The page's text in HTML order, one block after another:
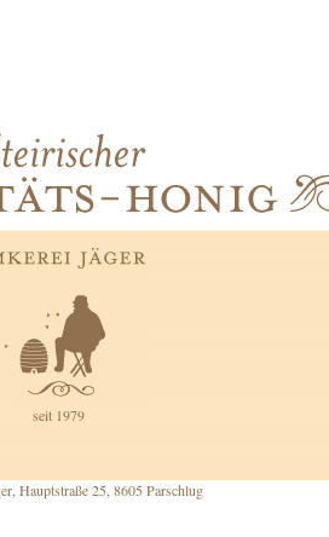
seit 1979
Hauptstraße 25, 8605 Parschlug